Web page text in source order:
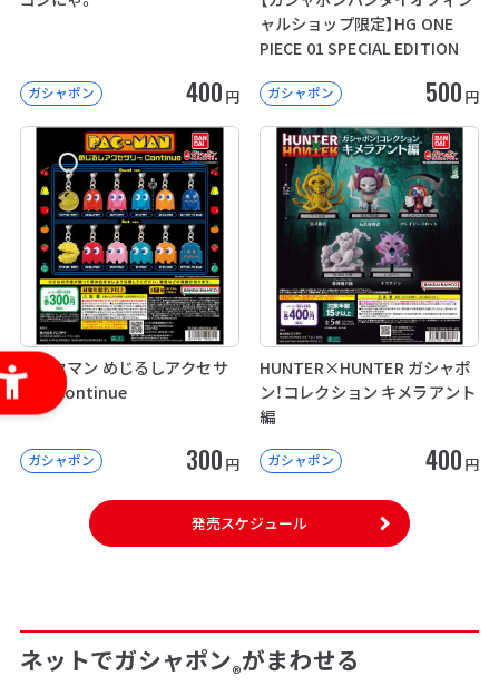
ガシャポン 400 円
ャルショップ限定】HG ONE
PIECE 01 SPECIAL EDITION
ガシャポン 500 円
パックマン めじるしアクセサ
リー Continue
ガシャポン 300 円
HUNTER×HUNTER ガシャポ
ン！コレクション キメラアント
編
ガシャポン 400 円
発売スケジュール
ネットでガシャポン®がまわせる